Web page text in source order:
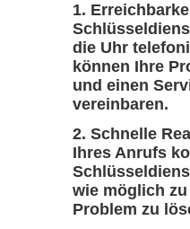
die Uhr
können Ihre
und einen
vereinbaren.
Schnelle
Ihres Anrufs
wie möglich
Problem zu